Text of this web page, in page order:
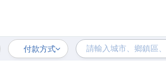
付款方式